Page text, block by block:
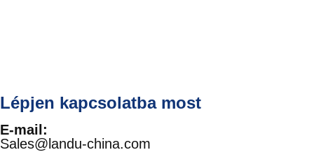
Lépjen kapcsolatba most
E-mail:
Sales@landu-china.com